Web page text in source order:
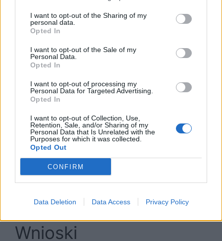
I want to opt-out of the Sharing of my
personal data.
Opted In
I want to opt-out of the Sale of my
Personal Data.
Opted In
I want to opt-out of processing my
Personal Data for Targeted Advertising.
Opted In
I want to opt-out of Collection, Use,
Retention, Sale, and/or Sharing of my
Personal Data that Is Unrelated with the
Purposes for which it was collected.
Opted Out
CONFIRM
Data Deletion Data Access Privacy Policy
Motywy religijne w
literaturze
W literaturze nie brakuje przykładów, w których
miłość i religia przenikają się. Tak jak w dziele
Przedwiośnie
główny bohater w swojej duchowej podróży
odkrywa miłość do ojczyzny i ludzi, tak w poezji
miłości z duchowością.
Wnioski